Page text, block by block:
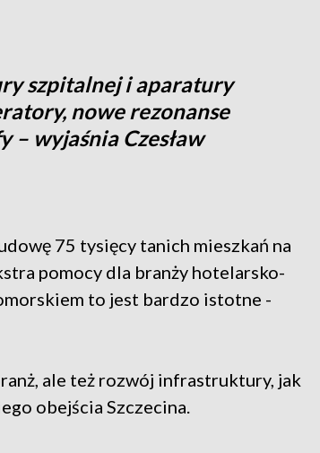
szpitalnej i aparatury
nowe rezonanse
– wyjaśnia Czesław
75 tysięcy tanich mieszkań na
pomocy dla branży hotelarsko-
to jest bardzo istotne -
ale też rozwój infrastruktury, jak
obejścia Szczecina.